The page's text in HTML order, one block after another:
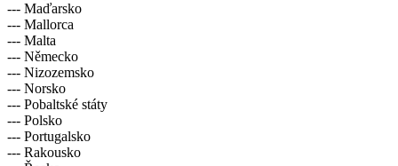
--- Maďarsko
--- Mallorca
--- Malta
--- Německo
--- Nizozemsko
--- Norsko
--- Pobaltské státy
--- Polsko
--- Portugalsko
--- Rakousko